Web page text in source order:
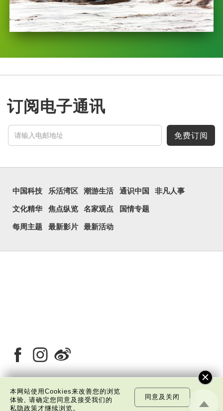
订阅电子通讯
免费订阅
中国科技 乐活湾区 潮游生活 通识中国 非凡人事
文化精华 焦点纵览 名家观点 国情专题
每周主题 最新影片 最新活动
关于我们 版权告示 私隐政策声明 免责声明
本网站使用Cookies来改善您的浏览
体验, 请确定您同意及接受我们的
私隐政策才继续浏览。
同意及关闭